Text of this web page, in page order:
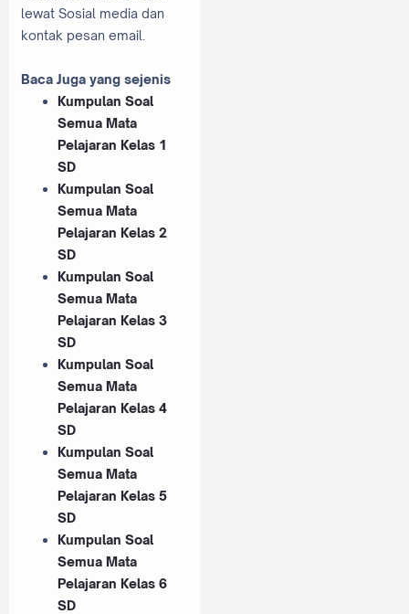
lewat Sosial media dan
kontak pesan email.
Baca Juga yang sejenis
Kumpulan Soal
Semua Mata
Pelajaran Kelas 1
SD
Kumpulan Soal
Semua Mata
Pelajaran Kelas 2
SD
Kumpulan Soal
Semua Mata
Pelajaran Kelas 3
SD
Kumpulan Soal
Semua Mata
Pelajaran Kelas 4
SD
Kumpulan Soal
Semua Mata
Pelajaran Kelas 5
SD
Kumpulan Soal
Semua Mata
Pelajaran Kelas 6
SD